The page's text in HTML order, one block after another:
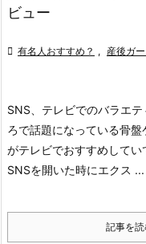
ビュー
 有名人おすすめ？ , 産後ガ
SNS、テレビでのバラエ
ろで話題になっている骨盤
がテレビでおすすめしてい
SNSを開いた時にエクス ...
記事を